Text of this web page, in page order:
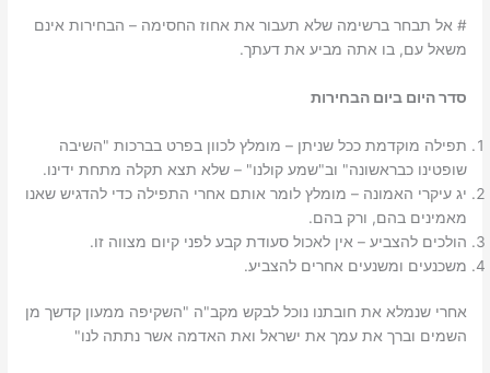
# אל תבחר ברשימה שלא תעבור את אחוז החסימה – הבחירות אינם
משאל עם, בו אתה מביע את דעתך.
סדר היום ביום הבחירות
תפילה מוקדמת ככל שניתן – מומלץ לכוון בפרט בברכות "השיבה
שופטינו כבראשונה" וב"שמע קולנו" – שלא תצא תקלה מתחת ידינו.
יג עיקרי האמונה – מומלץ לומר אותם אחרי התפילה כדי להדגיש שאנו
מאמינים בהם, ורק בהם.
הולכים להצביע – אין לאכול סעודת קבע לפני קיום מצווה זו.
משכנעים ומשנעים אחרים להצביע.
אחרי שנמלא את חובתנו נוכל לבקש מקב"ה "השקיפה ממעון קדשך מן
השמים וברך את עמך את ישראל ואת האדמה אשר נתתה לנו"